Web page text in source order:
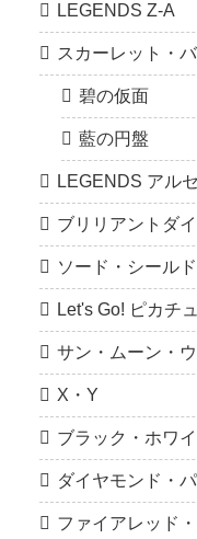
LEGENDS Z-A
スカーレット・
碧の仮面
藍の円盤
LEGENDS アル
ブリリアントダ
ソード・シールド
Let's Go! ピカチ
サン・ムーン・
X・Y
ブラック・ホワ
ダイヤモンド・
ファイアレッド